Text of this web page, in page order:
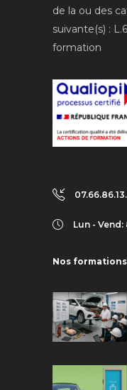
de la ou des
suivante(s) :
formation
Lun - Vend:
Nos